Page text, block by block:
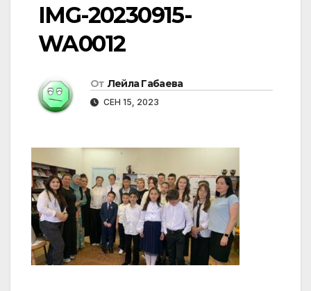
IMG-20230915-
WA0012
От Лейла Габаева
СЕН 15, 2023